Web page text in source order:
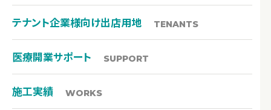
テナント企業様向け出店用地 TENANTS
医療開業サポート SUPPORT
施工実績 WORKS